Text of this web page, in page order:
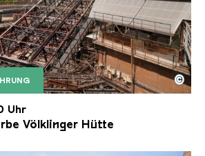
der Völklinger Hütte mit
Völklinger Hütte | Karl
©
Uhr
Völklinger Hütte